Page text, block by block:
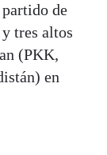
de
tres altos
(PKK,
en